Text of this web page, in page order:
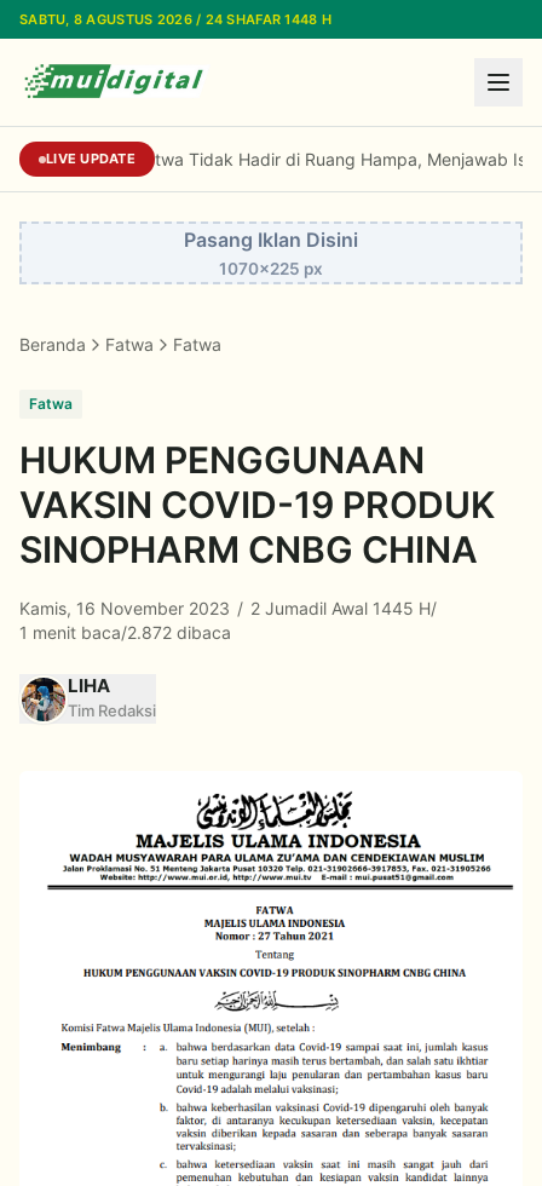
Lewati ke konten utama
SABTU, 8 AGUSTUS 2026 / 24 SHAFAR 1448 H
LIVE UPDATE
Sekjen MUI: Fatwa Tidak Hadir di Ruang Hampa, Menjawab Isu
Pasang Iklan Disini
1070x225 px
Beranda Fatwa Fatwa
Fatwa
HUKUM PENGGUNAAN
VAKSIN COVID-19 PRODUK
SINOPHARM CNBG CHINA
Kamis, 16 November 2023 / 2 Jumadil Awal 1445 H/
1 menit baca/2.872 dibaca
LIHA
Tim Redaksi